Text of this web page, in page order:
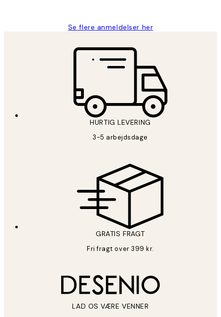
Se flere anmeldelser her
HURTIG LEVERING
3-5 arbejdsdage
GRATIS FRAGT
Fri fragt over 399 kr.
LAD OS VÆRE VENNER